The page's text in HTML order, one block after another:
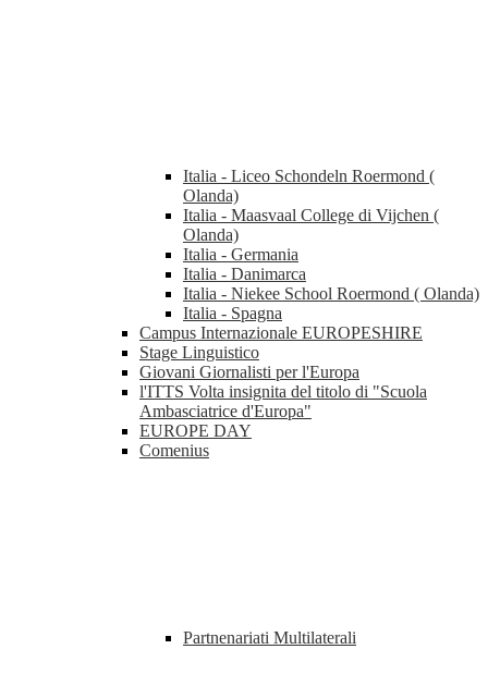
Italia - Liceo Schondeln Roermond (
Olanda)
Italia - Maasvaal College di Vijchen (
Olanda)
Italia - Germania
Italia - Danimarca
Italia - Niekee School Roermond ( Olanda)
Italia - Spagna
Campus Internazionale EUROPESHIRE
Stage Linguistico
Giovani Giornalisti per l'Europa
l'ITTS Volta insignita del titolo di "Scuola
Ambasciatrice d'Europa"
EUROPE DAY
Comenius
Partnenariati Multilaterali